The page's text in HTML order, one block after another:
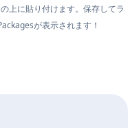
上に貼り付けます。保存してラ
が表示されます！